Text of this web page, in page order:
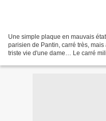
Une simple plaque en mauvais
parisien de Pantin, carré très,
triste vie d'une dame… Le carré